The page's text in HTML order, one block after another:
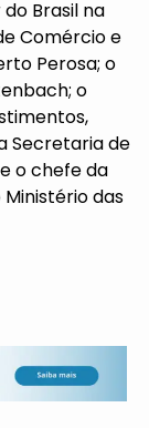
Brasil na
Comércio e
Perosa; o
o
Secretaria de
o chefe da
das